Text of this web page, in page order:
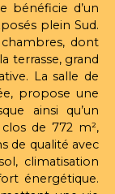
bénéficie d’un
plein Sud.
dont
terrasse, grand
La salle de
propose une
ainsi qu’un
de 772 m²,
de qualité avec
climatisation
énergétique.